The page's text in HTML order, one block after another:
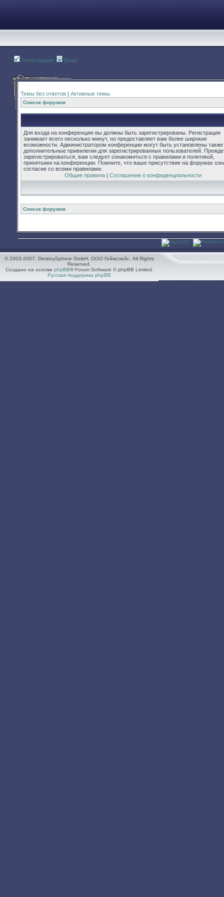
Регистрация Вход
Темы без ответов | Активные темы
Список форумов
Для входа на конференцию вы должны быть зарегистрированы. Регистрация
занимает всего несколько минут, но предоставляет вам более широкие
возможности. Администратором конференции могут быть установлены также
дополнительные привилегии для зарегистрированных пользователей.
зарегистрироваться, вам следует ознакомиться с правилами и политикой,
принятыми на конференции. Помните, что ваше присутствие на форумах
согласие со всеми правилами.
Общие правила| Соглашение о конфиденциальности
Список форумов
© 2003-2007. DestinySphere GmbH, ООО Геймспейс. All Rights
Reserved.
Создано на основе phpBB® Forum Software © phpBB Limited.
Русская поддержка phpBB